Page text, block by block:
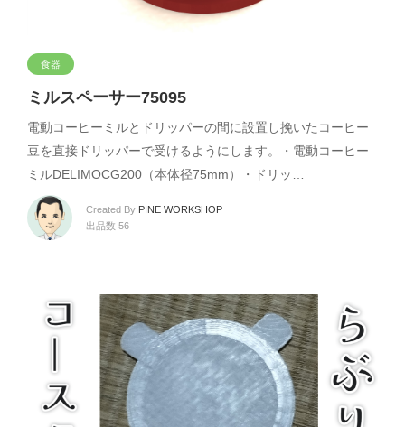
食器
ミルスペーサー75095
電動コーヒーミルとドリッパーの間に設置し挽いたコーヒー
豆を直接ドリッパーで受けるようにします。・電動コーヒー
ミルDELIMOCG200（本体径75mm）・ドリッ…
Created By PINE WORKSHOP
出品数 56